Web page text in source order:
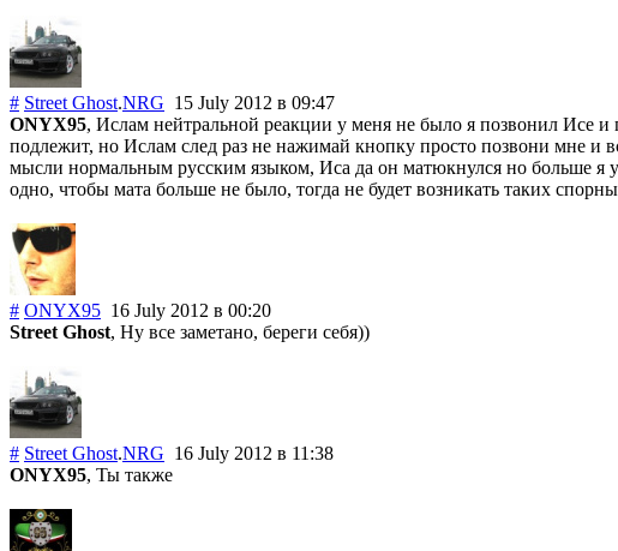
# Street Ghost.NRG 15 July 2012 в 09:47
ONYX95, Ислам нейтральной реакции у меня не было я позвонил Исе и
подлежит, но Ислам след раз не нажимай кнопку просто позвони мне и
мысли нормальным русским языком, Иса да он матюкнулся но больше я
одно, чтобы мата больше не было, тогда не будет возникать таких
# ONYX95 16 July 2012 в 00:20
Street Ghost, Ну все заметано, береги себя))
# Street Ghost.NRG 16 July 2012 в 11:38
ONYX95, Ты также